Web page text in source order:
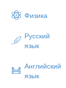
Физика
Русский
язык
Английский
язык